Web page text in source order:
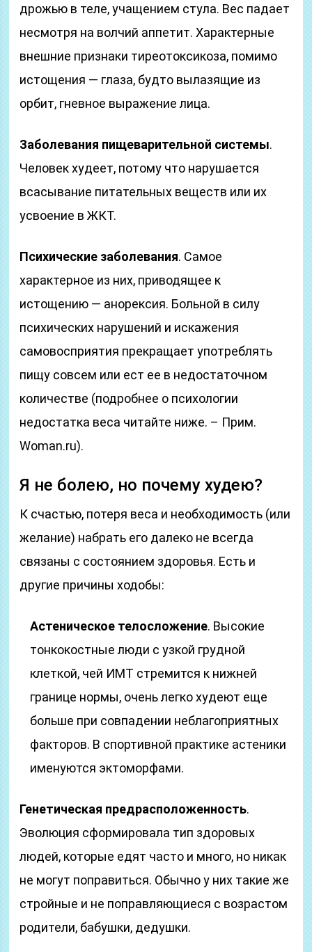
дрожью в теле, учащением стула. Вес падает
несмотря на волчий аппетит. Характерные
внешние признаки тиреотоксикоза, помимо
истощения — глаза, будто вылазящие из
орбит, гневное выражение лица.
Заболевания пищеварительной системы.
Человек худеет, потому что нарушается
всасывание питательных веществ или их
усвоение в ЖКТ.
Психические заболевания. Самое
характерное из них, приводящее к
истощению — анорексия. Больной в силу
психических нарушений и искажения
самовосприятия прекращает употреблять
пищу совсем или ест ее в недостаточном
количестве (подробнее о психологии
недостатка веса читайте ниже. – Прим.
Woman.ru).
Я не болею, но почему худею?
К счастью, потеря веса и необходимость (или
желание) набрать его далеко не всегда
связаны с состоянием здоровья. Есть и
другие причины ходобы:
Астеническое телосложение. Высокие
тонкокостные люди с узкой грудной
клеткой, чей ИМТ стремится к нижней
границе нормы, очень легко худеют еще
больше при совпадении неблагоприятных
факторов. В спортивной практике астеники
именуются эктоморфами.
Генетическая предрасположенность.
Эволюция сформировала тип здоровых
людей, которые едят часто и много, но никак
не могут поправиться. Обычно у них такие же
стройные и не поправляющиеся с возрастом
родители, бабушки, дедушки.